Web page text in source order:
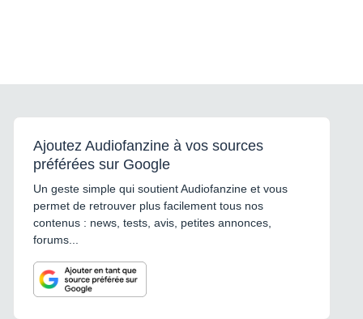
Ajoutez Audiofanzine à vos sources
préférées sur Google
Un geste simple qui soutient Audiofanzine et vous
permet de retrouver plus facilement tous nos
contenus : news, tests, avis, petites annonces,
forums...